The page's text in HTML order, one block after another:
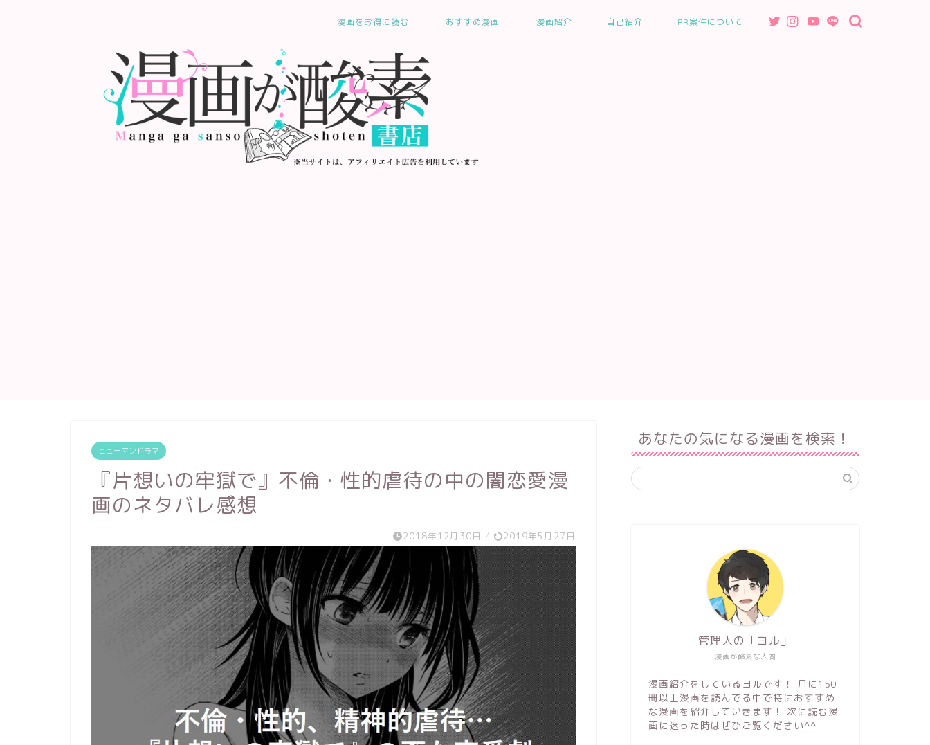
漫画をお得に読む おすすめ漫画 漫画紹介 自己紹介 PR案件について
ヒューマンドラマ
『片想いの牢獄で』不倫・性的虐待の中の闇恋愛漫
画のネタバレ感想
2018年12月30日 / 2019年5月27日
あなたの気になる漫画を検索！
漫画が酸素な人間
管理人の「ヨル」
漫画紹介をしているヨルです！ 月に150
冊以上漫画を読んでる中で特におすすめ
な漫画を紹介していきます！ 次に読む漫
画に迷った時はぜひご覧ください^^